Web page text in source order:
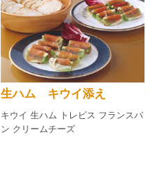
生ハム キウイ添え
キウイ 生ハム トレビス フランスパ
ン クリームチーズ